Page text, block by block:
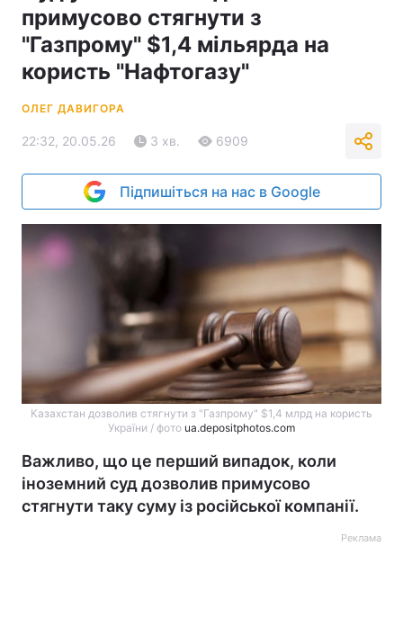
примусово стягнути з
"Газпрому" $1,4 мільярда на
користь "Нафтогазу"
ОЛЕГ ДАВИГОРА
22:32, 20.05.26 3 хв. 6909
Підпишіться на нас в Google
Казахстан дозволив стягнути з "Газпрому" $1,4 млрд на користь
України / фото ua.depositphotos.com
Важливо, що це перший випадок, коли
іноземний суд дозволив примусово
стягнути таку суму із російської компанії.
Реклама